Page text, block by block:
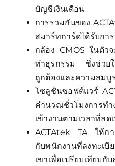
บัญชีเงินเดือน
การรวมกันของ
สมาร์ทการ์ดได้รับกา
กล้อง CMOS ในตัว
ทำธุรกรรม ซึ่งช่วยใ
ถูกต้องและความสม
โซลูชันซอฟต์แวร์
คำนวณชั่วโมงการทำ
เข้างานตามเวลาที่ลด
ACTAtek TA ให้กา
กับพนักงานที่ลงทะเบี
เขาเพื่อเปรียบเทียบกั